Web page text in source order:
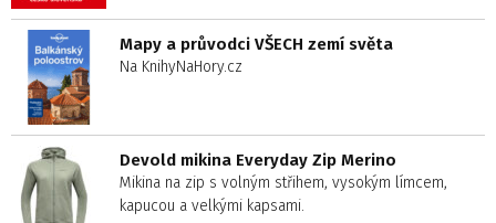
Mapy a průvodci VŠECH zemí světa
Na KnihyNaHory.cz
Devold mikina Everyday Zip Merino
Mikina na zip s volným střihem, vysokým límcem,
kapucou a velkými kapsami.